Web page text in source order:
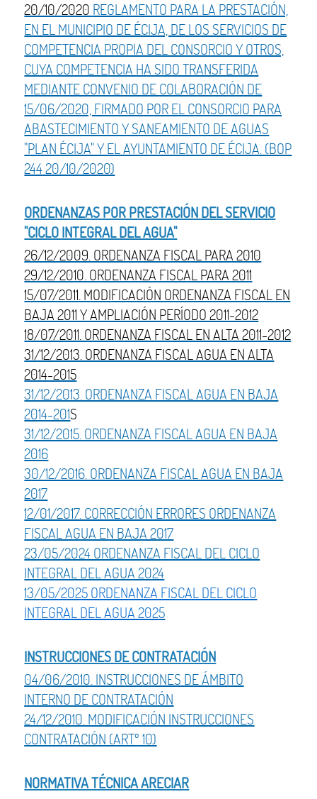
20/10/2020 REGLAMENTO PARA LA PRESTACIÓN,
EN EL MUNICIPIO DE ÉCIJA, DE LOS SERVICIOS DE
COMPETENCIA PROPIA DEL CONSORCIO Y OTROS,
CUYA COMPETENCIA HA SIDO TRANSFERIDA
MEDIANTE CONVENIO DE COLABORACIÓN DE
15/06/2020, FIRMADO POR EL CONSORCIO PARA
ABASTECIMIENTO Y SANEAMIENTO DE AGUAS
"PLAN ÉCIJA" Y EL AYUNTAMIENTO DE ÉCIJA. (BOP
244 20/10/2020)
ORDENANZAS POR PRESTACIÓN DEL SERVICIO
"CICLO INTEGRAL DEL AGUA"
26/12/2009. ORDENANZA FISCAL PARA 2010
29/12/2010. ORDENANZA FISCAL PARA 2011
15/07/2011. MODIFICACIÓN ORDENANZA FISCAL EN
BAJA 2011 Y AMPLIACIÓN PERÍODO 2011-2012
18/07/2011. ORDENANZA FISCAL EN ALTA 2011-2012
31/12/2013. ORDENANZA FISCAL AGUA EN ALTA
2014-2015
31/12/2013. ORDENANZA FISCAL AGUA EN BAJA
2014-201S
31/12/2015. ORDENANZA FISCAL AGUA EN BAJA
2016
30/12/2016. ORDENANZA FISCAL AGUA EN BAJA
2017
12/01/2017. CORRECCIÓN ERRORES ORDENANZA
FISCAL AGUA EN BAJA 2017
23/05/2024 ORDENANZA FISCAL DEL CICLO
INTEGRAL DEL AGUA 2024
13/05/2025 ORDENANZA FISCAL DEL CICLO
INTEGRAL DEL AGUA 2025
INSTRUCCIONES DE CONTRATACIÓN
04/06/2010. INSTRUCCIONES DE ÁMBITO
INTERNO DE CONTRATACIÓN
24/12/2010. MODIFICACIÓN INSTRUCCIONES
CONTRATACIÓN (ARTº 10)
NORMATIVA TÉCNICA ARECIAR